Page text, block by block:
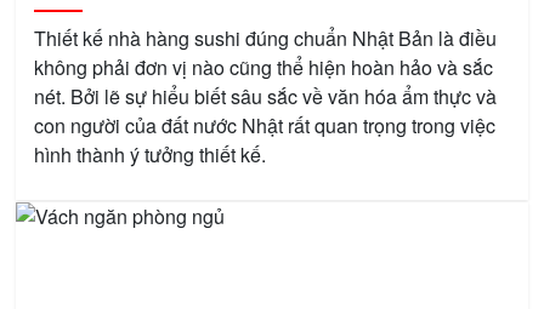
Thiết kế nhà hàng sushi đúng chuẩn Nhật Bản là điều
không phải đơn vị nào cũng thể hiện hoàn hảo và sắc
nét. Bởi lẽ sự hiểu biết sâu sắc về văn hóa ẩm thực và
con người của đất nước Nhật rất quan trọng trong việc
hình thành ý tưởng thiết kế.